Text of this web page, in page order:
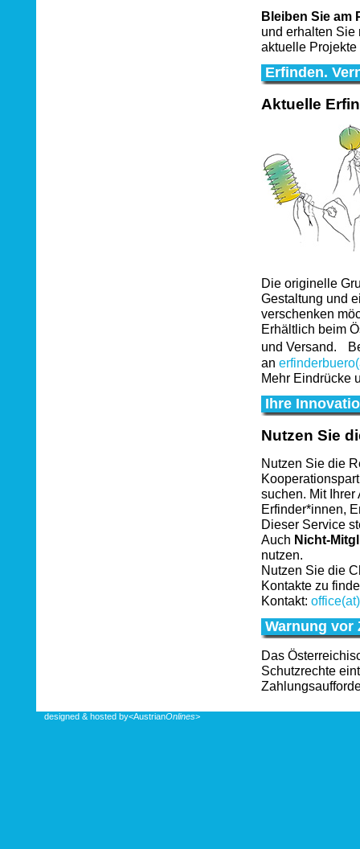
Bleiben Sie am
und erhalten
aktuelle
Erfinden.
Aktuelle
Die originelle
Gestaltung und
verschenken
Erhältlich beim
und Versand.
an
Mehr Eindrücke
Ihre
Nutzen Sie
Nutzen Sie die
suchen. Mit
Erfinder*innen,
Dieser Service
Auch Nicht-
nutzen.
Nutzen Sie die
Kontakte zu
Kontakt:
Warnung vor
Das
Schutzrechte
designed & hosted by<AustrianOnlines>